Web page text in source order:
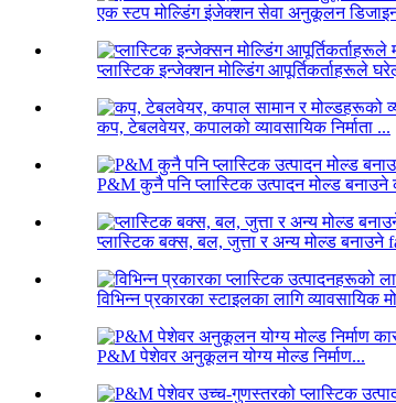
एक स्टप मोल्डिंग इंजेक्शन सेवा अनुकूलन डिजाइन
प्लास्टिक इन्जेक्शन मोल्डिंग आपूर्तिकर्ताहरूले
कप, टेबलवेयर, कपालको व्यावसायिक निर्माता ...
P&M कुनै पनि प्लास्टिक उत्पादन मोल्ड बनाउने
प्लास्टिक बक्स, बल, जुत्ता र अन्य मोल्ड बनाउने
विभिन्न प्रकारका स्टाइलका लागि व्यावसायिक
P&M पेशेवर अनुकूलन योग्य मोल्ड निर्माण...